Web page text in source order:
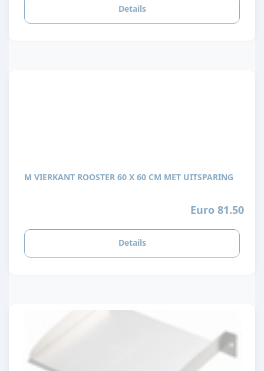
Details
M VIERKANT ROOSTER 60 X 60 CM MET UITSPARING
Euro 81.50
Details